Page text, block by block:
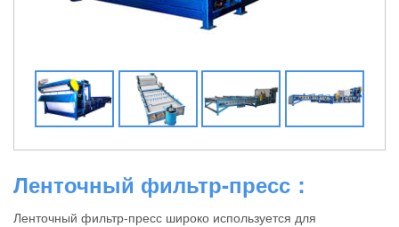
Ленточный фильтр-пресс：
Ленточный фильтр-пресс широко используется для